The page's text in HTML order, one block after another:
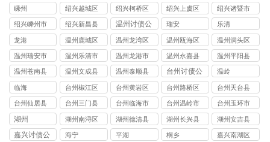
讨债公司
讨债公司
司
司
嵊州
绍兴越城区
讨债公司
绍兴柯桥区
讨债公司
绍兴上虞区
讨债公司
绍兴诸暨市
讨债公司
绍兴嵊州市
讨债公司
绍兴新昌县
讨债公司
温州讨债公
司
瑞安 乐清
龙港
温州鹿城区
讨债公司
温州龙湾区
讨债公司
温州瓯海区
讨债公司
温州洞头区
讨债公司
温州瑞安市
讨债公司
温州乐清市
讨债公司
温州龙港市
讨债公司
温州永嘉县
讨债公司
温州平阳县
讨债公司
温州苍南县
讨债公司
温州文成县
讨债公司
温州泰顺县
讨债公司
台州讨债公
司
温岭
临海
台州‌椒江区
讨债公司
台州黄岩区‌
讨债公司
台州路桥区
讨债公司
台州天台县
讨债公司
台州仙居县
讨债公司
台州三门县
讨债公司
台州临海市
讨债公司
台州温岭市
讨债公司
台州玉环市
讨债公司
湖州
湖州南浔区
讨债公司
湖州德清县
讨债公司
湖州长兴县
讨债公司
湖州安吉县
讨债公司
嘉兴讨债公
海宁 平湖 桐乡
嘉兴南湖区